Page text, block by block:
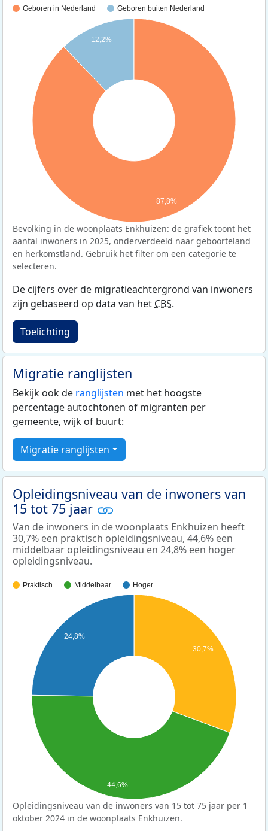
Geboren in Nederland Geboren buiten Nederland
12,2%
87,8%
Bevolking in de woonplaats Enkhuizen: de grafiek toont het
aantal inwoners in 2025, onderverdeeld naar geboorteland
en herkomstland. Gebruik het filter om een categorie te
selecteren.
De cijfers over de migratieachtergrond van inwoners
zijn gebaseerd op data van het CBS.
Toelichting
Migratie ranglijsten
Bekijk ook de ranglijsten met het hoogste
percentage autochtonen of migranten per
gemeente, wijk of buurt:
Migratie ranglijsten
Opleidingsniveau van de inwoners van
15 tot 75 jaar
Van de inwoners in de woonplaats Enkhuizen heeft
30,7% een praktisch opleidingsniveau, 44,6% een
middelbaar opleidingsniveau en 24,8% een hoger
opleidingsniveau.
Praktisch Middelbaar Hoger
30,7%
24,8%
44,6%
Opleidingsniveau van de inwoners van 15 tot 75 jaar per 1
oktober 2024 in de woonplaats Enkhuizen.